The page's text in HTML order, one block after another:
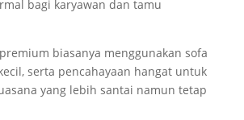
bagi karyawan dan tamu
biasanya menggunakan sofa
serta pencahayaan hangat untuk
yang lebih santai namun tetap